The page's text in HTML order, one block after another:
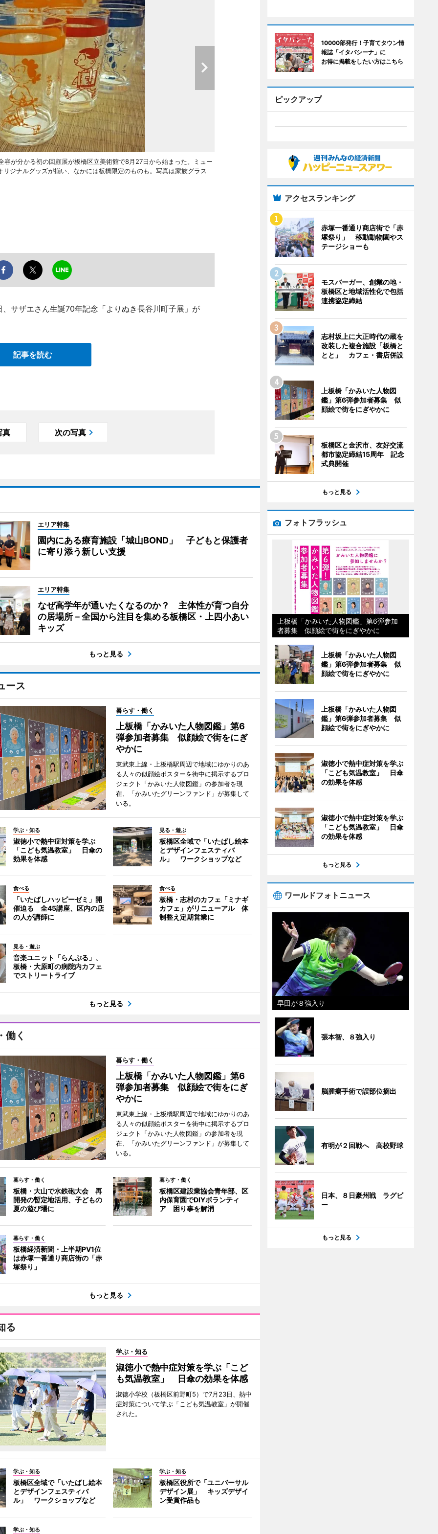
が分かる初の回顧展が板橋区立美術館で8月27日から始まった。ミュー
ジナルグッズが揃い、なかには板橋限定のものも。写真は家族グラス
サザエさん生誕70年記念「よりぬき長谷川町子展」が
記事を読む
真 次の写真
エリア特集
園内にある療育施設「城山BOND」 子どもと保護者
に寄り添う新しい支援
エリア特集
なぜ高学年が通いたくなるのか？ 主体性が育つ自分
の居場所－全国から注目を集める板橋区・上四小あい
キッズ
もっと見る
ース
暮らす・働く
上板橋「かみいた人物図鑑」第6
弾参加者募集 似顔絵で街をにぎ
やかに
東武東上線・上板橋駅周辺で地域にゆかりのあ
る人々の似顔絵ポスターを街中に掲示するプロ
ジェクト「かみいた人物図鑑」の参加者を現
在、「かみいたグリーンファンド」が募集して
いる。
学ぶ・知る
淑徳小で熱中症対策を学ぶ
「こども気温教室」 日傘の
効果を体感
見る・遊ぶ
板橋区全域で「いたばし絵本
とデザインフェスティバ
ル」 ワークショップなど
食べる
「いたばしハッピーゼミ」開
催迫る 全45講座、区内の店
の人が講師に
食べる
板橋・志村のカフェ「ミナギ
カフェ」がリニューアル 体
制整え定期営業に
見る・遊ぶ
音楽ユニット「らんぷる」、
板橋・大原町の病院内カフェ
でストリートライブ
もっと見る
働く
暮らす・働く
上板橋「かみいた人物図鑑」第6
弾参加者募集 似顔絵で街をにぎ
やかに
東武東上線・上板橋駅周辺で地域にゆかりのあ
る人々の似顔絵ポスターを街中に掲示するプロ
ジェクト「かみいた人物図鑑」の参加者を現
在、「かみいたグリーンファンド」が募集して
いる。
暮らす・働く
板橋・大山で水鉄砲大会 再
開発の暫定地活用、子どもの
夏の遊び場に
暮らす・働く
板橋区建設業協会青年部、区
内保育園でDIYボランティ
ア 困り事を解消
暮らす・働く
板橋経済新聞・上半期PV1位
は赤塚一番通り商店街の「赤
塚祭り」
もっと見る
る
学ぶ・知る
淑徳小で熱中症対策を学ぶ「こど
も気温教室」 日傘の効果を体感
淑徳小学校（板橋区前野町5）で7月23日、熱中
症対策について学ぶ「こども気温教室」が開催
された。
学ぶ・知る
板橋区全域で「いたばし絵本
とデザインフェスティバ
ル」 ワークショップなど
学ぶ・知る
板橋区役所で「ユニバーサル
デザイン展」 キッズデザイ
ン受賞作品も
学ぶ・知る
10000部発行！子育てタウン情
報誌「イタバシーナ」に
お得に掲載をしたい方はこちら
ピックアップ
アクセスランキング
赤塚一番通り商店街で「赤
塚祭り」 移動動物園やス
テージショーも
モスバーガー、創業の地・
板橋区と地域活性化で包括
連携協定締結
志村坂上に大正時代の蔵を
改装した複合施設「板橋と
とと」 カフェ・書店併設
上板橋「かみいた人物図
鑑」第6弾参加者募集 似
顔絵で街をにぎやかに
板橋区と金沢市、友好交流
都市協定締結15周年 記念
式典開催
もっと見る
フォトフラッシュ
上板橋「かみいた人物図鑑」第6弾参加
者募集 似顔絵で街をにぎやかに
上板橋「かみいた人物図
鑑」第6弾参加者募集 似
顔絵で街をにぎやかに
上板橋「かみいた人物図
鑑」第6弾参加者募集 似
顔絵で街をにぎやかに
淑徳小で熱中症対策を学ぶ
「こども気温教室」 日傘
の効果を体感
淑徳小で熱中症対策を学ぶ
「こども気温教室」 日傘
の効果を体感
もっと見る
ワールドフォトニュース
早田が８強入り
張本智、８強入り
脳腫瘍手術で誤部位摘出
有明が２回戦へ 高校野球
日本、８日豪州戦 ラグビ
ー
もっと見る